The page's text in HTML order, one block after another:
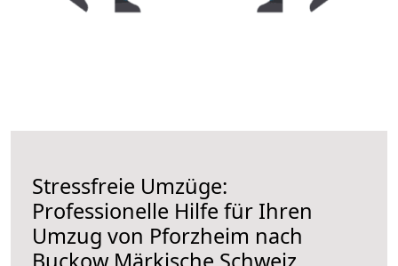
Stressfreie Umzüge:
Professionelle Hilfe für Ihren
Umzug von Pforzheim nach